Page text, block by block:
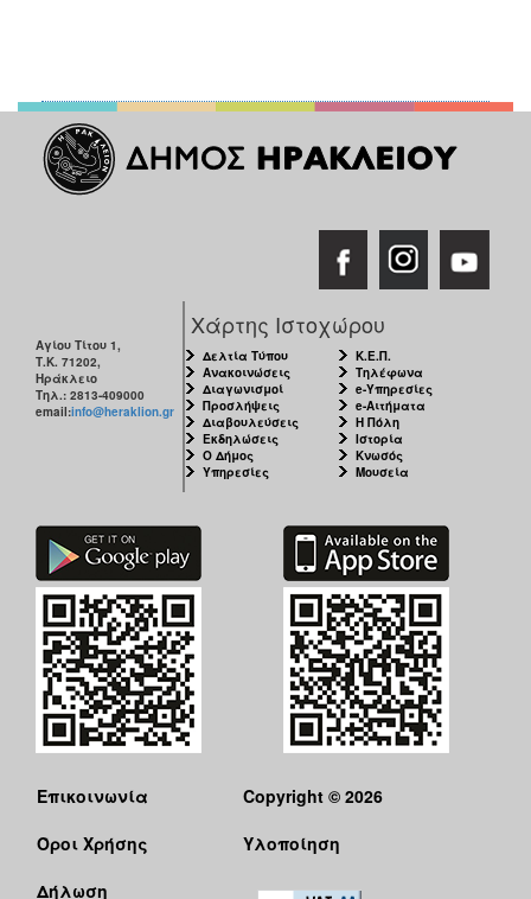
Αγίου Τίτου 1,
Τ.Κ. 71202,
Ηράκλειο
Τηλ.: 2813-409000
email:info@heraklion.gr
Χάρτης Ιστοχώρου
Δελτία Τύπου
Ανακοινώσεις
Διαγωνισμοί
Προσλήψεις
Διαβουλεύσεις
Εκδηλώσεις
Ο Δήμος
Υπηρεσίες
Κ.Ε.Π.
Τηλέφωνα
e-Υπηρεσίες
e-Αιτήματα
Η Πόλη
Ιστορία
Κνωσός
Μουσεία
Επικοινωνία
Όροι Χρήσης
Δήλωση
Copyright © 2026
Υλοποίηση